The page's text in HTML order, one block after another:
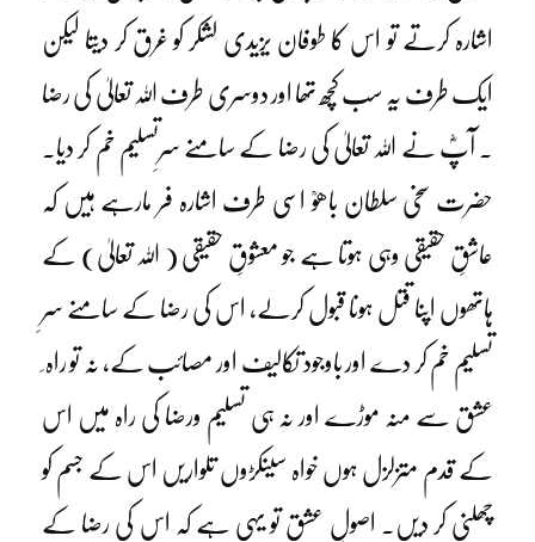
اشارہ کرتے تو اس کا طوفان یزیدی لشکر کو غرق کر دیتا لیکن
ایک طرف یہ سب کچھ تھا اور دوسری طرف اللہ تعالیٰ کی رضا
۔ آپؓ نے اللہ تعالیٰ کی رضا کے سامنے سرِتسلیم خم کر دیا۔
حضرت سخی سلطان باھوؒ اسی طرف اشارہ فر مارہے ہیں کہ
عاشقِ حقیقی وہی ہوتا ہے جو معشوقِ حقیقی ( اللہ تعالیٰ) کے
ہاتھوں اپنا قتل ہونا قبول کرلے، اس کی رضا کے سامنے سرِ
تسلیم خم کر دے اور باوجود تکالیف اور مصائب کے، نہ تو راہ ِ
عشق سے منہ موڑے اور نہ ہی تسلیم ورضا کی راہ میں اس
کے قدم متزلزل ہوں خواہ سینکڑوں تلواریں اس کے جسم کو
چھلنی کر دیں۔ اصولِ عشق تو یہی ہے کہ اس کی رضا کے